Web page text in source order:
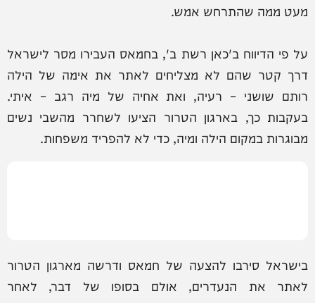
מעט ממה שהתרחש אמש.
על פי הדיווח ב'כאן רשת ב', בחמאס העבירו מסר לישראל
דרך קטר שהם לא מצליחים לאתר את אימה של הילה
רותם שושני – רעיה, ואת אחיה של מיה רגב – איתי.
בעקבות כך, בארגון הטרור הציעו לשחרר מהשבי נשים
מבוגרות במקום הילה ומיה, כדי לא להפריד משפחות.
בישראל סירבו להצעה של חמאס ודרשה מארגון הטרור
לאתר את הנעדרים, אולם בסופו של דבר, לאחר